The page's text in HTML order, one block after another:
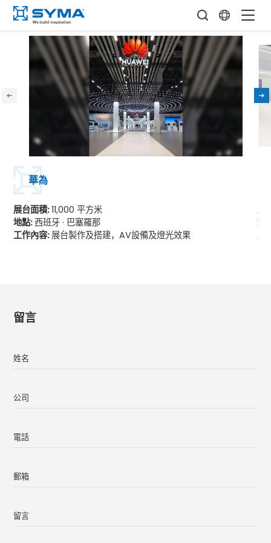
華為
展台面積:11,000 平方米
地點:西班牙 · 巴塞羅那
工作內容:展台製作及搭建，AV設備及燈光效果
地
工
留言
姓名
公司
電話
郵箱
留言